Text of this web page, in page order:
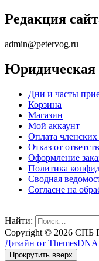
Редакция
admin@petervog.ru
Дни и часты
Корзина
Магазин
Мой аккаунт
Оплата членских
Отказ от
Оформление
Политика
Сводная
Согласие на
Найти:
Copyright © 2026
Дизайн от
Прокрутить вверх